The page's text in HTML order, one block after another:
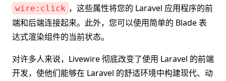
wire:click ，这些属性将您的 Laravel 应用程序的前
端和后端连接起来。此外，您可以使用简单的 Blade 表
达式渲染组件的当前状态。
对许多人来说，Livewire 彻底改变了使用 Laravel 的前端
开发，使他们能够在 Laravel 的舒适环境中构建现代、动